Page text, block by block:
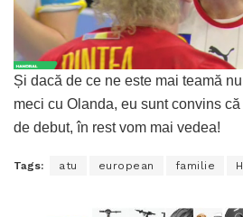
Și dacă de ce ne este mai teamă
meci cu Olanda, eu sunt convins
de debut, în rest vom mai vedea!
Tags: atu european familie